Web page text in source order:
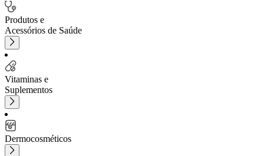
Produtos e
Acessórios de Saúde
Vitaminas e
Suplementos
Dermocosméticos